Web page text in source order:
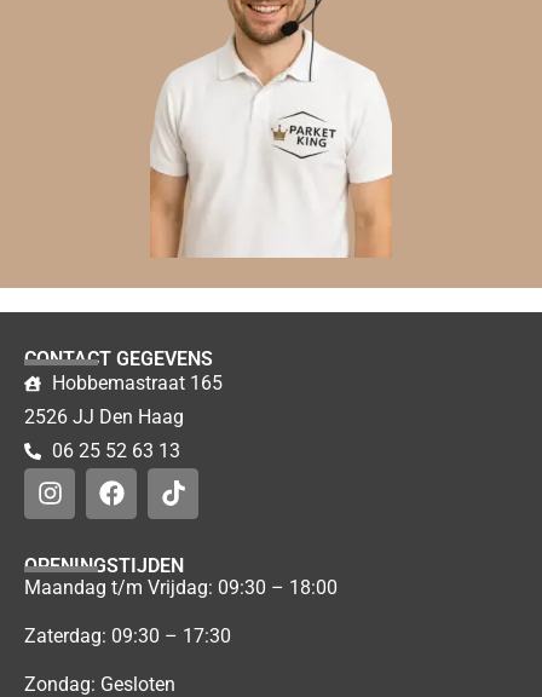
CONTACT GEGEVENS
Hobbemastraat 165
2526 JJ Den Haag
06 25 52 63 13
OPENINGSTIJDEN
Maandag t/m Vrijdag: 09:30 – 18:00
Zaterdag: 09:30 – 17:30
Zondag: Gesloten